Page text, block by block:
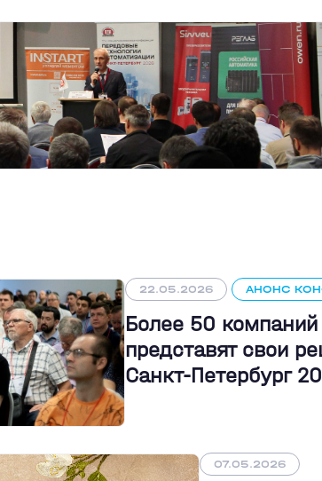
22.05.2026 АНОНС
Более 50
представят свои
Санкт-Петербург
07.05.2026